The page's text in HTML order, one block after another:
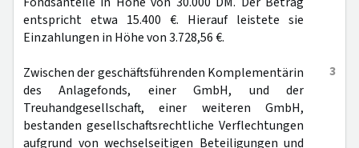
entspricht etwa 15.400 €. Hierauf leistete sie
Einzahlungen in Höhe von 3.728,56 €.
3
Zwischen der geschäftsführenden Komplementärin
des Anlagefonds, einer GmbH, und der
Treuhandgesellschaft, einer weiteren GmbH,
bestanden gesellschaftsrechtliche Verflechtungen
aufgrund von wechselseitigen Beteiligungen und